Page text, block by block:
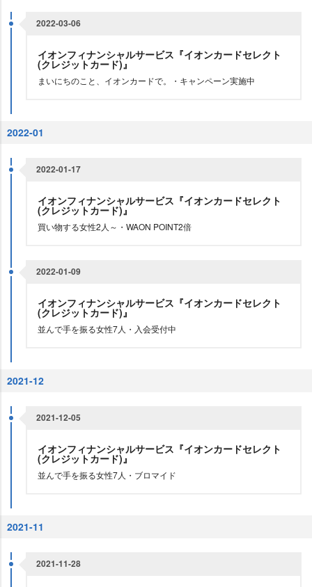
2022-03-06
イオンフィナンシャルサービス『イオンカードセレクト
(クレジットカード)』
まいにちのこと、イオンカードで。・キャンペーン実施中
2022-01
2022-01-17
イオンフィナンシャルサービス『イオンカードセレクト
(クレジットカード)』
買い物する女性2人～・WAON POINT2倍
2022-01-09
イオンフィナンシャルサービス『イオンカードセレクト
(クレジットカード)』
並んで手を振る女性7人・入会受付中
2021-12
2021-12-05
イオンフィナンシャルサービス『イオンカードセレクト
(クレジットカード)』
並んで手を振る女性7人・ブロマイド
2021-11
2021-11-28